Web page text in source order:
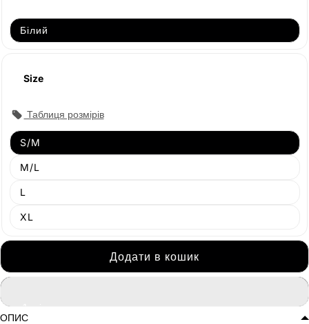
Білий
Size
Таблиця розмірів
S/M
M/L
L
XL
Додати в кошик
ОПИС